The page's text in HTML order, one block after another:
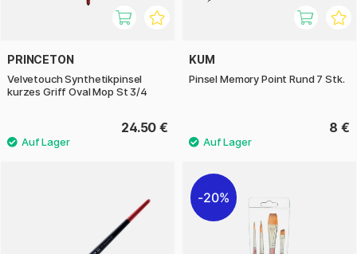
PRINCETON
Velvetouch Synthetikpinsel
kurzes Griff Oval Mop St 3/4
24.50 €
KUM
Pinsel Memory Point Rund 7 Stk.
8 €
20%